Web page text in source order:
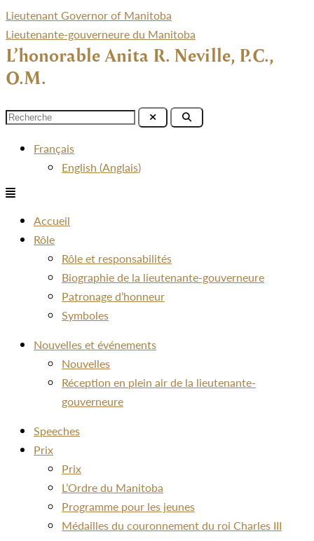
Lieutenant Governor of Manitoba
Lieutenante-gouverneure du Manitoba
L’honorable Anita R. Neville, P.C.,
O.M.
Menu
Français
English (Anglais)
Menu
Accueil
Rôle
Rôle et responsabilités
Biographie de la lieutenante-gouverneure
Patronage d’honneur
Symboles
Nouvelles et événements
Nouvelles
Réception en plein air de la lieutenante-
gouverneure
Speeches
Prix
Prix
L’Ordre du Manitoba
Programme pour les jeunes
Médailles du couronnement du roi Charles III